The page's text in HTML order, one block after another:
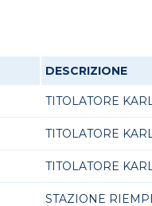
DESCRIZIONE
TITOLATORE
TITOLATORE
TITOLATORE
STAZIONE